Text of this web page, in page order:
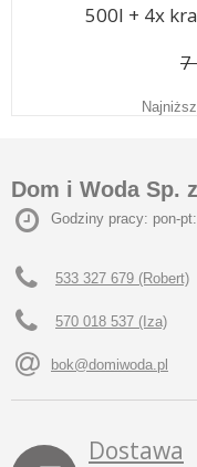
500l + 4x
7
Dom i Woda Sp.
Godziny pracy: pon-
533 327 679 (Robert)
570 018 537 (Iza)
bok@domiwoda.pl
Dostawa